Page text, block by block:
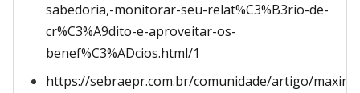
sabedoria,-monitorar-seu-relat%C3%B3rio-de-
cr%C3%A9dito-e-aproveitar-os-
benef%C3%ADcios.html/1
https://sebraepr.com.br/comunidade/artigo/